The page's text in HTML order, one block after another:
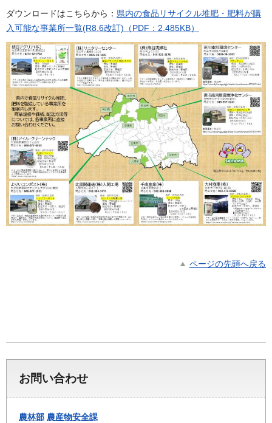
ダウンロードはこちらから： 県内の食品リサイクル堆肥・肥料が購
入可能な事業所一覧(R8.6改訂)（PDF：2,485KB）
ページの先頭へ戻る
お問い合わせ
農林部 農産物安全課